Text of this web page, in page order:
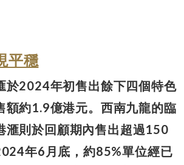
平穩
於2024年初售出餘下四個特色
額約1.9億港元。西南九龍的臨
滙則於回顧期內售出超過150
年6月底，約85%單位經已